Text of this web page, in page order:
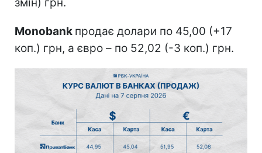
Monobank продає долари по 45,00 (+17
коп.) грн, а євро – по 52,02 (-3 коп.) грн.